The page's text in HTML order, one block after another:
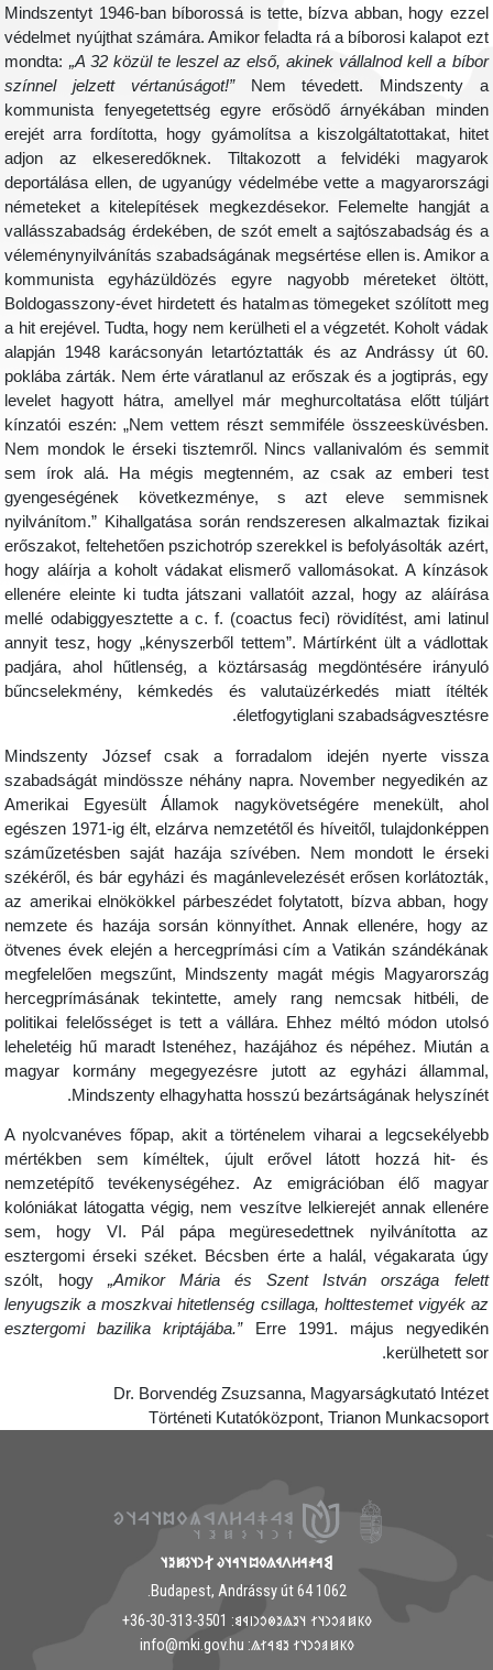
Mindszentyt 1946-ban bíborossá is tette, bízva abban, hogy
védelmet nyújthat számára. Amikor feladta rá a bíborosi kalapot
mondta:„A 32 közül te leszel az első, akinek vállalnod kell a
színnel jelzett vértanúságot!”Nem tévedett. Mindszenty
kommunista fenyegetettség egyre erősödő árnyékában
erejét arra fordította, hogy gyámolítsa a kiszolgáltatottakat,
adjon az elkeseredőknek. Tiltakozott a felvidéki
deportálása ellen, de ugyanúgy védelmébe vette a
németeket a kitelepítések megkezdésekor. Felemelte hangját
vallásszabadság érdekében, de szót emelt a sajtószabadság és
véleménynyilvánítás szabadságának megsértése ellen is. Amikor
kommunista egyházüldözés egyre nagyobb méreteket
Boldogasszony-évet hirdetett és hatalmas tömegeket szólított
a hit erejével. Tudta, hogy nem kerülheti el a végzetét. Koholt
alapján 1948 karácsonyán letartóztatták és az Andrássy út
poklába zárták. Nem érte váratlanul az erőszak és a jogtiprás,
levelet hagyott hátra, amellyel már meghurcoltatása előtt
kínzatói eszén: „Nem vettem részt semmiféle
Nem mondok le érseki tisztemről. Nincs vallanivalóm és
sem írok alá. Ha mégis megtenném, az csak az emberi
gyengeségének következménye, s azt eleve
nyilvánítom.” Kihallgatása során rendszeresen alkalmaztak
erőszakot, feltehetően pszichotróp szerekkel is befolyásolták
hogy aláírja a koholt vádakat elismerő vallomásokat. A
ellenére eleinte ki tudta játszani vallatóit azzal, hogy az
mellé odabiggyesztette a c. f. (coactus feci) rövidítést, ami
annyit tesz, hogy „kényszerből tettem”. Mártírként ült a
padjára, ahol hűtlenség, a köztársaság megdöntésére
bűncselekmény, kémkedés és valutaüzérkedés miatt
életfogytiglani
Mindszenty József csak a forradalom idején nyerte
szabadságát mindössze néhány napra. November negyedikén
Amerikai Egyesült Államok nagykövetségére menekült,
egészen 1971-ig élt, elzárva nemzetétől és híveitől,
száműzetésben saját hazája szívében. Nem mondott le
székéről, és bár egyházi és magánlevelezését erősen
az amerikai elnökökkel párbeszédet folytatott, bízva abban,
nemzete és hazája sorsán könnyíthet. Annak ellenére, hogy
ötvenes évek elején a hercegprímási cím a Vatikán
megfelelően megszűnt, Mindszenty magát mégis
hercegprímásának tekintette, amely rang nemcsak hitbéli,
politikai felelősséget is tett a vállára. Ehhez méltó módon
leheletéig hű maradt Istenéhez, hazájához és népéhez. Miután
magyar kormány megegyezésre jutott az egyházi
Mindszenty elhagyhatta hosszú bezártságának
A nyolcvanéves főpap, akit a történelem viharai a
mértékben sem kíméltek, újult erővel látott hozzá hit-
nemzetépítő tevékenységéhez. Az emigrációban élő
kolóniákat látogatta végig, nem veszítve lelkierejét annak
sem, hogy VI. Pál pápa megüresedettnek nyilvánította
esztergomi érseki széket. Bécsben érte a halál, végakarata
szólt, hogy„Amikor Mária és Szent István országa
lenyugszik a moszkvai hitetlenség csillaga, holttestemet vigyék
esztergomi bazilika kriptájába.”
Erre 1991. május
kerülhetett
Dr. Borvendég Zsuzsanna, Magyarságkutató
Történeti Kutatóközpont, Trianon
𐲘𐳀𐳎𐳀𐳢𐳤𐳁𐳍𐳓𐳪𐳦𐳀𐳦𐳜 𐲐𐳙𐳦𐳋𐳯𐳉𐳦
1062 Budapest, Andrássy út 64.
𐳓𐳞𐳯𐳠𐳛𐳙𐳦𐳐 𐳦𐳉𐳖𐳉𐳌𐳛𐳙𐳥𐳁𐳘: ‭+36-30-313-3501
𐳓𐳞𐳯𐳠𐳛𐳙𐳦𐳐 𐳉𐳘𐳀𐳐𐳖: info@mki.gov.hu